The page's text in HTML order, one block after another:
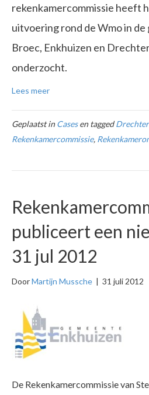
rekenkamercommissie heeft
uitvoering rond de Wmo in
Broec, Enkhuizen en
onderzocht.
Lees meer
Geplaatst inCasesen tagged
Rekenkamercommissie,
publiceert een
31 jul 2012
DoorMartijn Mussche | 31 juli 2012
De Rekenkamercommissie van